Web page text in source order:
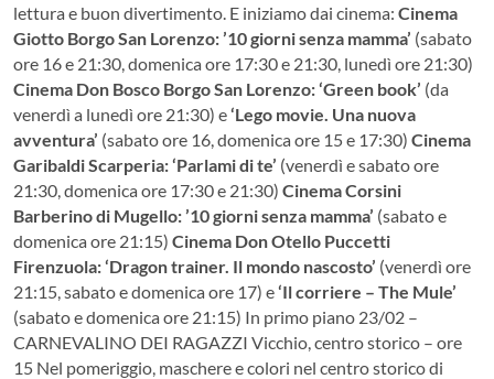
lettura e buon divertimento. E iniziamo dai cinema: Cinema
Giotto Borgo San Lorenzo:’10 giorni senza mamma’ (sabato
ore 16 e 21:30, domenica ore 17:30 e 21:30, lunedì ore 21:30)
Cinema Don Bosco Borgo San Lorenzo: ‘Green book’ (da
venerdì a lunedì ore 21:30) e‘Lego movie. Una nuova
avventura’ (sabato ore 16, domenica ore 15 e 17:30) Cinema
Garibaldi Scarperia: ‘Parlami di te’ (venerdì e sabato ore
21:30, domenica ore 17:30 e 21:30) Cinema Corsini
Barberino di Mugello:’10 giorni senza mamma’ (sabato e
domenica ore 21:15) Cinema Don Otello Puccetti
Firenzuola:‘Dragon trainer. Il mondo nascosto’ (venerdì ore
21:15, sabato e domenica ore 17) e‘Il corriere – The Mule’
(sabato e domenica ore 21:15) In primo piano 23/02 –
CARNEVALINO DEI RAGAZZI Vicchio, centro storico – ore
15 Nel pomeriggio, maschere e colori nel centro storico di